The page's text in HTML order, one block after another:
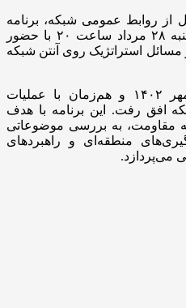
از روابط عمومی شبکه، برنامه
«به افق فلسطین» امروز سه‌شنبه ۲۸ مرداد ساعت ۲۰ با حضور
استراتژیک روی آنتن شبکه
«به افق فلسطین» از اواخر مهر ۱۴۰۲ و هم‌زمان با عملیات
افق رفت. این برنامه با هدف
مقاومت، به بررسی موضوعاتی
منطقه‌ای و راهبردهای
می‌پردازد.